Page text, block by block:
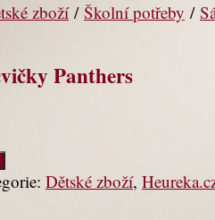
zboží/ Školní potřeby /
Panthers
Dětské zboží,